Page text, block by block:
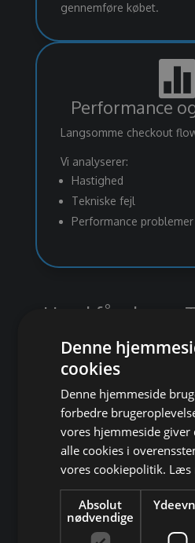
gennemføre købet.

Performance
Langsomme checkout
Vi analyserer:
Hastighed
Tekniske fejl
Performance problemer
Hvad får du
checkout
optimering?
Flere
gennemførte køb
Lavere frafald i
checkout
Højere
konverteringsrate
For
Denne
cookies
Denne hjemmeside
forbedre
vores hjemmeside
alle cookies i
vores cookiepolitik. Læs
Absolut
nødvendige